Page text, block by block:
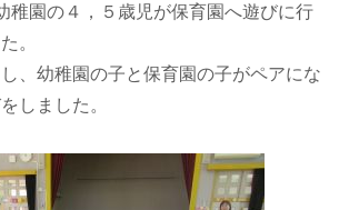
稚園の４，５歳児が保育園へ遊びに行
。
、幼稚園の子と保育園の子がペアにな
しました。